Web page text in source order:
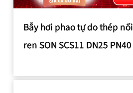
Bẫy hơi phao tự do thép nối
ren SON SCS11 DN25 PN40